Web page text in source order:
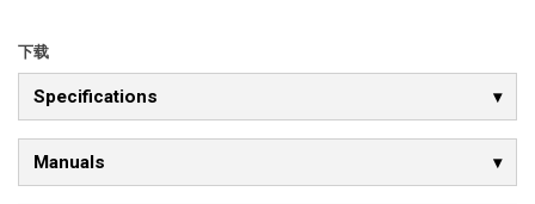
下载
Specifications
Manuals